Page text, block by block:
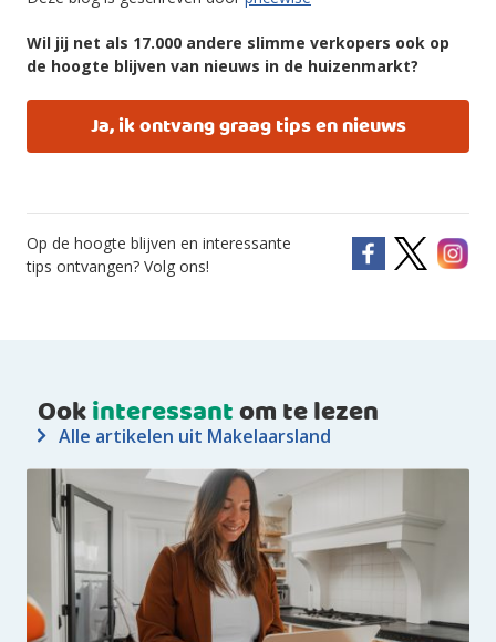
Wil jij net als 17.000 andere slimme verkopers ook op
de hoogte blijven van nieuws in de huizenmarkt?
Ja, ik ontvang graag tips en nieuws
Op de hoogte blijven en interessante
tips ontvangen? Volg ons!
Ookinteressantom te lezen
Alle artikelen uit Makelaarsland